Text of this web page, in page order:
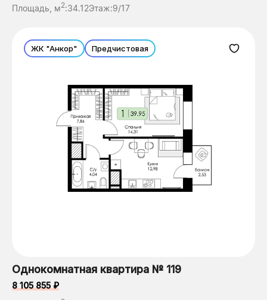
Площадь, м2:34.12Этаж:9/17
ЖК "Анкор" Предчистовая
Однокомнатная квартира № 119
8 105 855 ₽